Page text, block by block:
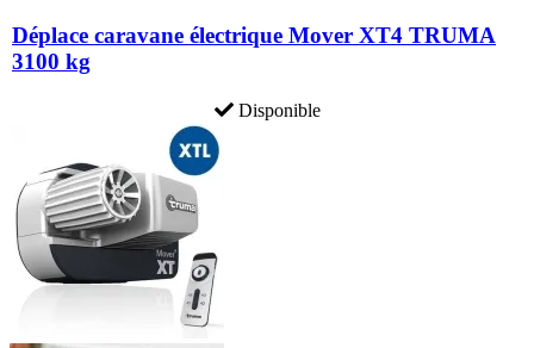
Déplace caravane électrique Mover XT4 TRUMA
3100 kg
Disponible